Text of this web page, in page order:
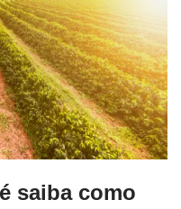
saiba como